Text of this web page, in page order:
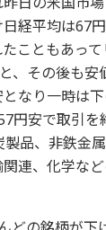
経平均は67
こともあっ
、その後も
なり一時は
円安で取引
品、非鉄金
連、化学な